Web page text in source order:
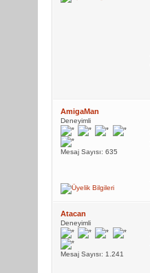
AmigaMan
Deneyimli
Mesaj Sayısı: 635
Atacan
Deneyimli
Mesaj Sayısı: 1.241